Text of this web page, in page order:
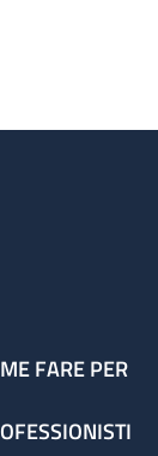
FARE PER